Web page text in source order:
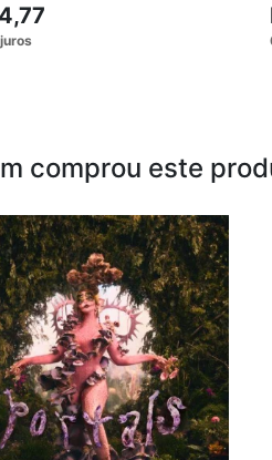
comprou este